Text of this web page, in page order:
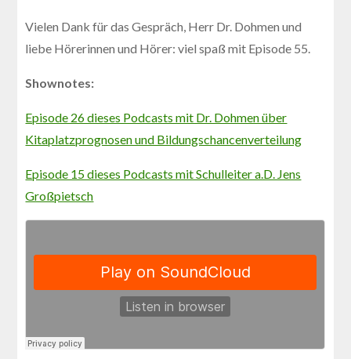
Vielen Dank für das Gespräch, Herr Dr. Dohmen und
liebe Hörerinnen und Hörer: viel spaß mit Episode 55.
Shownotes:
Episode 26 dieses Podcasts mit Dr. Dohmen über
Kitaplatzprognosen und Bildungschancenverteilung
Episode 15 dieses Podcasts mit Schulleiter a.D. Jens
Großpietsch